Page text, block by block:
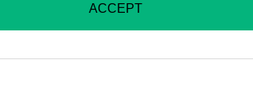
ACCEPT